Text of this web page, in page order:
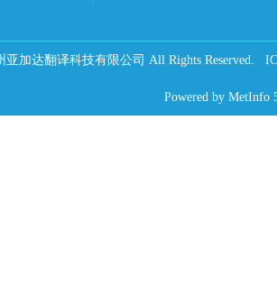
亚加达翻译科技有限公司 All Rights Reserved.
Powered by MetInfo